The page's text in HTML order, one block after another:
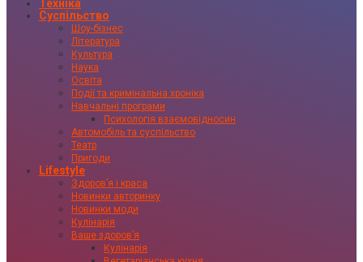
Техніка
Суспільство
Шоу-бізнес
Література
Культура
Наука
Освіта
Події та кримінальна хроніка
Навчальні програми
Психологія взаємовідносин
Автомобіль та суспільство
Театр
Пригоди
Lifestyle
Здоровʼя і краса
Новинки авторинку
Новинки моди
Кулінарія
Ваше здоровʼя
Кулінарія